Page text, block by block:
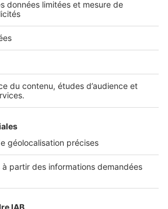
des Italiens 75009 Paris
01 53 38 80 00